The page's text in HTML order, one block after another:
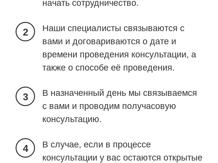
начать сотрудничество.
2
Наши специалисты связываются с
вами и договариваются о дате и
времени проведения консультации, а
также о способе её проведения.
3
В назначенный день мы связываемся
с вами и проводим получасовую
консультацию.
4
В случае, если в процессе
консультации у вас остаются открытые